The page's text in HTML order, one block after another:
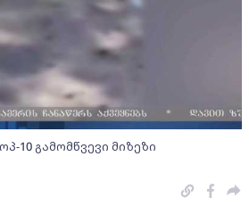
10 გამომწვევი მიზეზი